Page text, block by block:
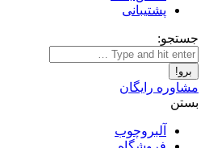
پشتیبانی
جستجو:
مشاوره رایگان
بستن
آلبروچوب